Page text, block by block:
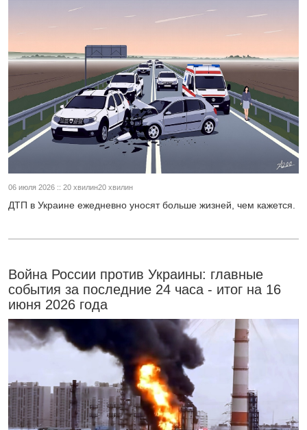
06 июля 2026 :: 20 хвилин20 хвилин
ДТП в Украине ежедневно уносят больше жизней, чем кажется.
Война России против Украины: главные
события за последние 24 часа - итог на 16
июня 2026 года